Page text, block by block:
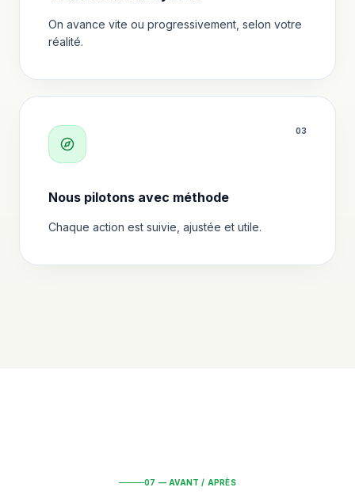
On avance vite ou progressivement, selon votre
réalité.
03
Nous pilotons avec méthode
Chaque action est suivie, ajustée et utile.
07 — AVANT / APRÈS